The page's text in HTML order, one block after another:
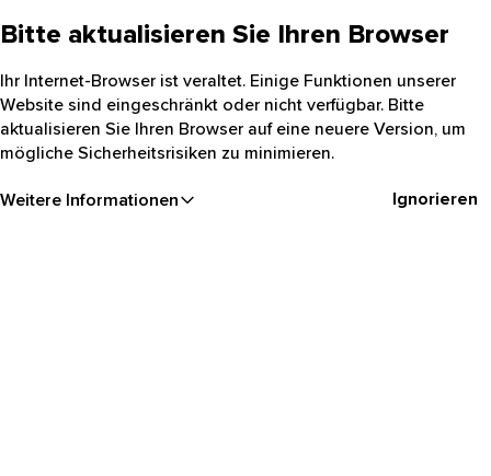
Bitte aktualisieren Sie Ihren Browser
Ihr Internet-Browser ist veraltet. Einige Funktionen unserer
Website sind eingeschränkt oder nicht verfügbar. Bitte
aktualisieren Sie Ihren Browser auf eine neuere Version, um
mögliche Sicherheitsrisiken zu minimieren.
Weitere Informationen Ignorieren